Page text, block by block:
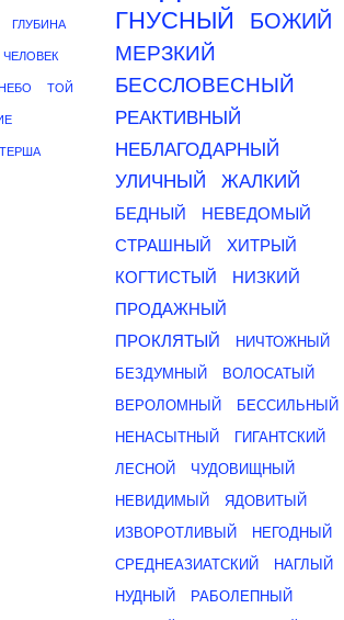
ГЛУБИНА
ЧЕЛОВЕК
НЕБО ТОЙ
ГНУСНЫЙ БОЖИЙ
МЕРЗКИЙ
БЕССЛОВЕСНЫЙ
РЕАКТИВНЫЙ
НЕБЛАГОДАРНЫЙ
УЛИЧНЫЙ
ЖАЛКИЙ
БЕДНЫЙ
НЕВЕДОМЫЙ
СТРАШНЫЙ
ХИТРЫЙ
КОГТИСТЫЙ
НИЗКИЙ
ПРОДАЖНЫЙ
ПРОКЛЯТЫЙ
НИЧТОЖНЫЙ
БЕЗДУМНЫЙ
ВОЛОСАТЫЙ
ВЕРОЛОМНЫЙ
БЕССИЛЬНЫЙ
НЕНАСЫТНЫЙ
ГИГАНТСКИЙ
ЛЕСНОЙ
ЧУДОВИЩНЫЙ
НЕВИДИМЫЙ
ЯДОВИТЫЙ
ИЗВОРОТЛИВЫЙ
НЕГОДНЫЙ
СРЕДНЕАЗИАТСКИЙ
НАГЛЫЙ
НУДНЫЙ
РАБОЛЕПНЫЙ